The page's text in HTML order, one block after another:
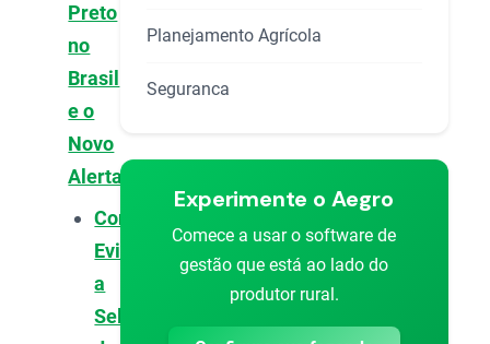
Preto
no
Brasil
e o
Novo
Alerta
Como
Evitar
a
Seleção
Planejamento Agrícola
Seguranca
Experimente o Aegro
Comece a usar o software de
gestão que está ao lado do
produtor rural.